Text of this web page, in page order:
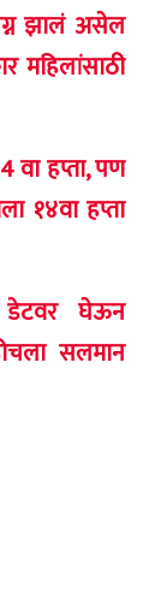
झालं असेल
महिलांसाठी
वा हप्ता, पण
१४वा हप्ता
डेटवर घेऊन
सलमान